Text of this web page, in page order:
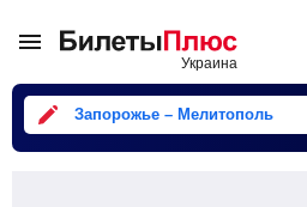
Запорожье – Мелитополь